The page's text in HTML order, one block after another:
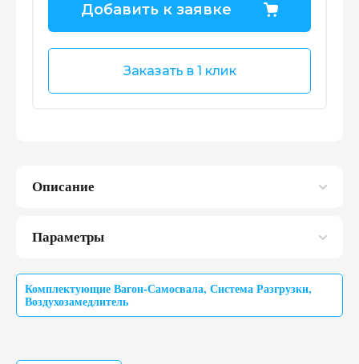
Добавить к заявке
Заказать в 1 клик
Описание
Параметры
Комплектующие Вагон-Самосвала, Система Разгрузки,
Воздухозамедлитель